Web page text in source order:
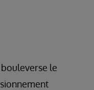
bouleverse le